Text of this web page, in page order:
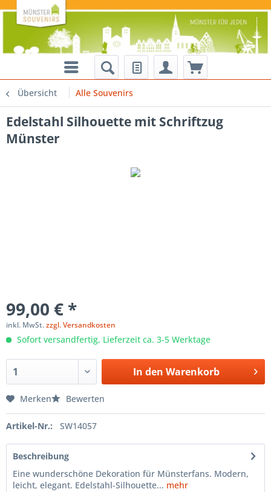
Übersicht Alle Souvenirs
Edelstahl Silhouette mit Schriftzug
Münster
99,00 € *
inkl. MwSt.zzgl. Versandkosten
Sofort versandfertig, Lieferzeit ca. 3-5 Werktage
In den Warenkorb
Merken Bewerten
Artikel-Nr.: SW14057
Beschreibung
Eine wunderschöne Dekoration für Münsterfans. Modern,
leicht, elegant. Edelstahl-Silhouette... mehr